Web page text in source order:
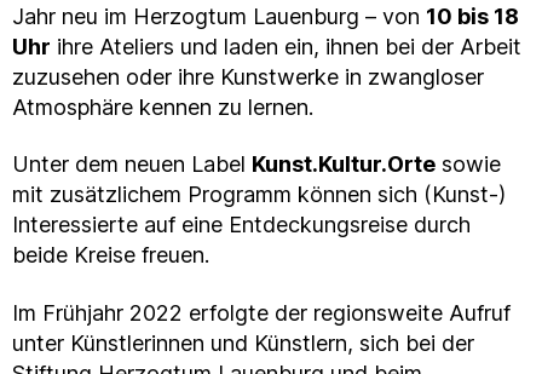
Jahr neu im Herzogtum Lauenburg – von 10 bis 18
Uhr ihre Ateliers und laden ein, ihnen bei der Arbeit
zuzusehen oder ihre Kunstwerke in zwangloser
Atmosphäre kennen zu lernen.
Unter dem neuen Label Kunst.Kultur.Orte sowie
mit zusätzlichem Programm können sich (Kunst-)
Interessierte auf eine Entdeckungsreise durch
beide Kreise freuen.
Im Frühjahr 2022 erfolgte der regionsweite Aufruf
unter Künstlerinnen und Künstlern, sich bei der